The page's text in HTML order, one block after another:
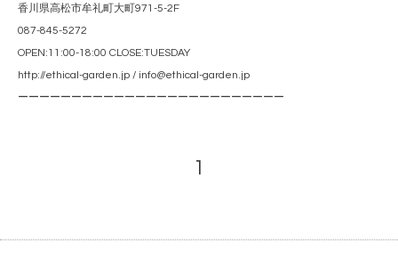
香川県高松市牟礼町大町971-5-2F
087-845-5272
OPEN:11:00-18:00 CLOSE:TUESDAY
http://ethical-garden.jp / info@ethical-garden.jp
ーーーーーーーーーーーーーーーーーーーーーーーーー
1